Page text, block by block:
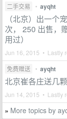
二手交易 • ayqht
（北京）出一个
次， 250 出售，
用过）
Jun 16, 2015 • Lastly
免费赠送 • ayqht
北京崔各庄送几
Jun 14, 2015 • Lastly
» More topics by